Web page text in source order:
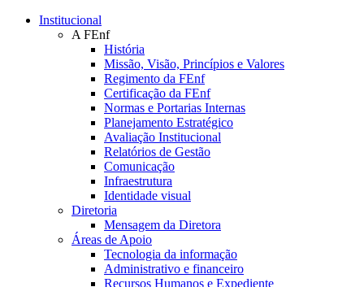
Conteúdo principal
Institucional
A FEnf
História
Missão, Visão, Princípios e Valores
Regimento da FEnf
Certificação da FEnf
Normas e Portarias Internas
Planejamento Estratégico
Avaliação Institucional
Relatórios de Gestão
Comunicação
Infraestrutura
Identidade visual
Diretoria
Mensagem da Diretora
Áreas de Apoio
Tecnologia da informação
Administrativo e financeiro
Recursos Humanos e Expediente